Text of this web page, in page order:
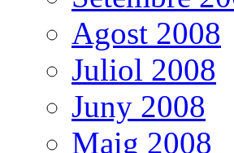
Agost 2008
Juliol 2008
Juny 2008
Maig 2008